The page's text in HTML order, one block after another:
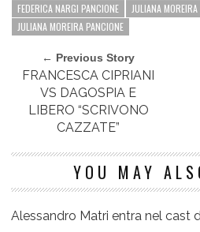
FEDERICA NARGI PANCIONE
JULIANA MOREIRA
JULIANA MOREIRA PANCIONE
← Previous Story
FRANCESCA CIPRIANI
VS DAGOSPIA E
LIBERO “SCRIVONO
CAZZATE”
YOU MAY
Alessandro Matri entra nel cast